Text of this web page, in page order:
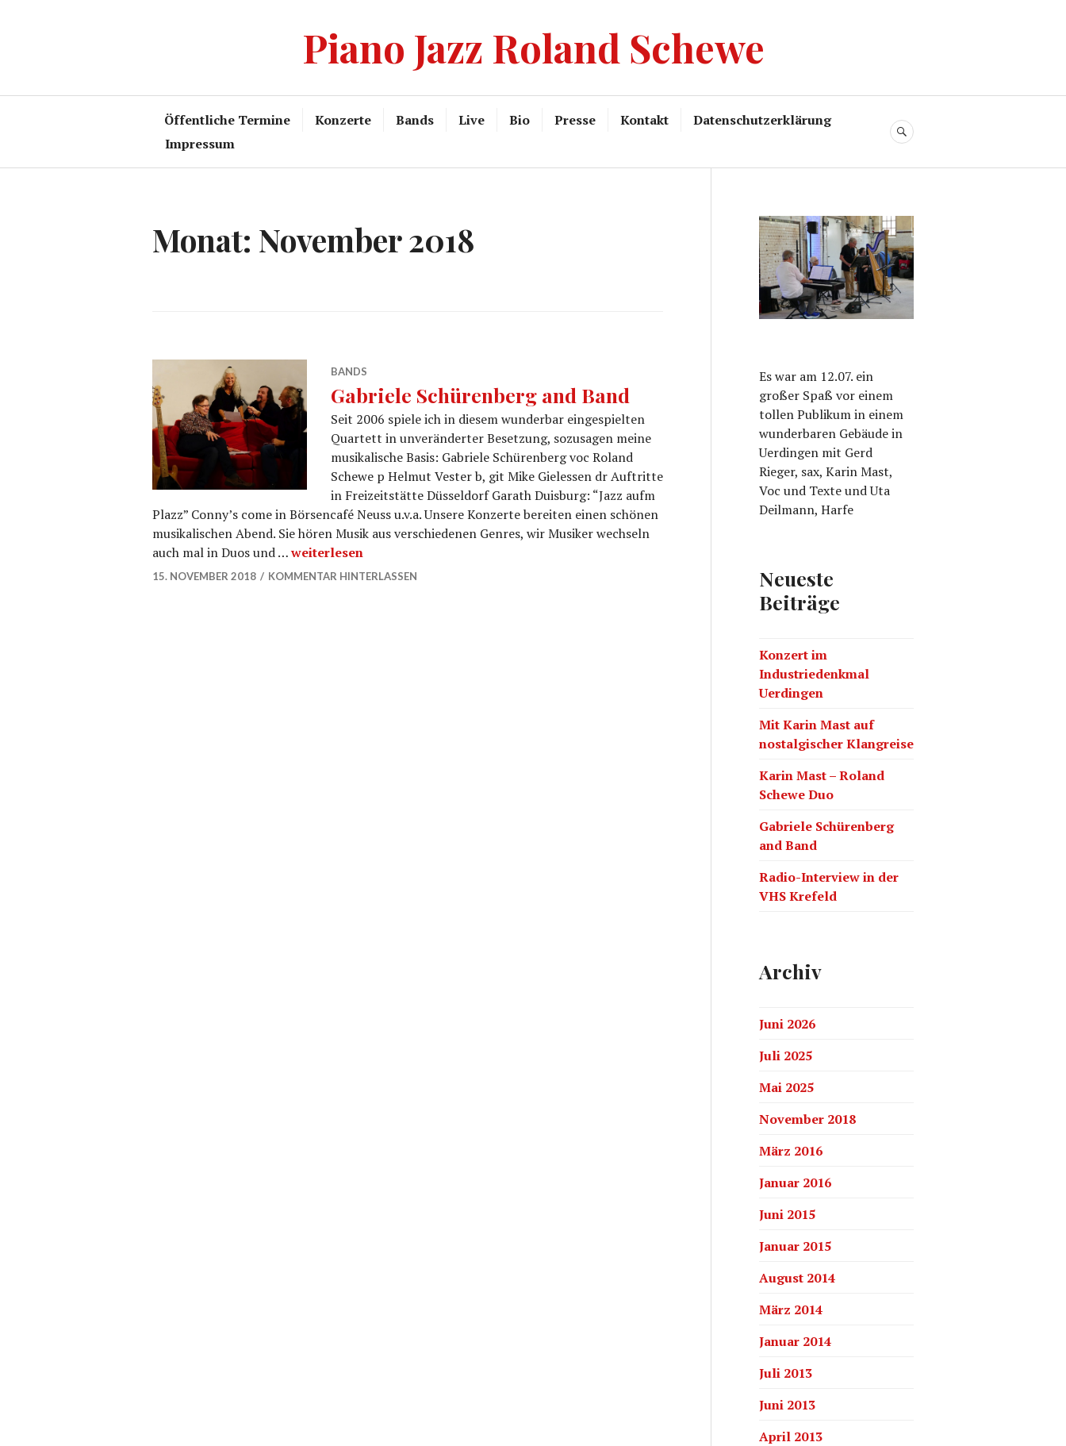
Piano Jazz Roland Schewe
Öffentliche Termine Konzerte Bands Live Bio Presse Kontakt
Datenschutzerklärung
Impressum
SUCHE
Monat: November 2018
BANDS
Gabriele Schürenberg and Band
Seit 2006 spiele ich in diesem wunderbar eingespielten
Quartett in unveränderter Besetzung, sozusagen meine
musikalische Basis: Gabriele Schürenberg voc Roland
Schewe p Helmut Vester b, git Mike Gielessen dr Auftritte
in Freizeitstätte Düsseldorf Garath Duisburg: “Jazz aufm
Plazz” Conny’s come in Börsencafé Neuss u.v.a. Unsere Konzerte bereiten einen schönen
musikalischen Abend. Sie hören Musik aus verschiedenen Genres, wir Musiker wechseln
auch mal in Duos und …Gabriele Schürenberg and Band
weiterlesen
15. NOVEMBER 2018 KOMMENTAR HINTERLASSEN
Es war am 12.07. ein
großer Spaß vor einem
tollen Publikum in einem
wunderbaren Gebäude in
Uerdingen mit Gerd
Rieger, sax, Karin Mast,
Voc und Texte und Uta
Deilmann, Harfe
Neueste
Beiträge
Konzert im
Industriedenkmal
Uerdingen
Mit Karin Mast auf
nostalgischer Klangreise
Karin Mast – Roland
Schewe Duo
Gabriele Schürenberg
and Band
Radio-Interview in der
VHS Krefeld
Archiv
Juni 2026
Juli 2025
Mai 2025
November 2018
März 2016
Januar 2016
Juni 2015
Januar 2015
August 2014
März 2014
Januar 2014
Juli 2013
Juni 2013
April 2013